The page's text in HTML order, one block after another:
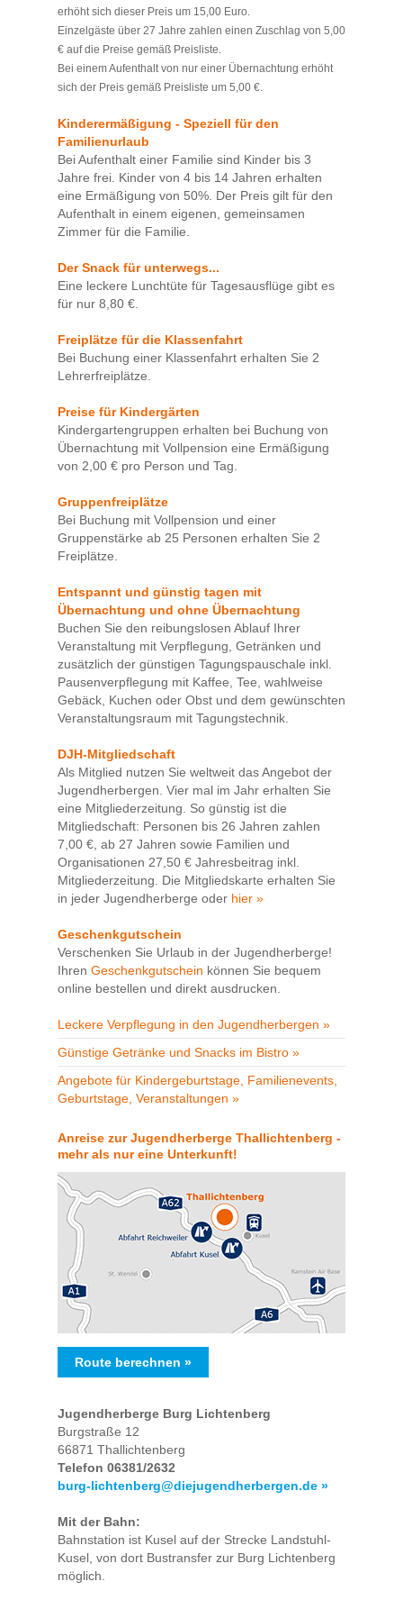
erhöht sich dieser Preis um 15,00 Euro.
Einzelgäste über 27 Jahre zahlen einen Zuschlag von 5,00
€ auf die Preise gemäß Preisliste.
Bei einem Aufenthalt von nur einer Übernachtung erhöht
sich der Preis gemäß Preisliste um 5,00 €.
Kinderermäßigung - Speziell für den
Familienurlaub
Bei Aufenthalt einer Familie sind Kinder bis 3
Jahre frei. Kinder von 4 bis 14 Jahren erhalten
eine Ermäßigung von 50%. Der Preis gilt für den
Aufenthalt in einem eigenen, gemeinsamen
Zimmer für die Familie.
Der Snack für unterwegs...
Eine leckere Lunchtüte für Tagesausflüge gibt es
für nur 8,80 €.
Freiplätze für die Klassenfahrt
Bei Buchung einer Klassenfahrt erhalten Sie 2
Lehrerfreiplätze.
Preise für Kindergärten
Kindergartengruppen erhalten bei Buchung von
Übernachtung mit Vollpension eine Ermäßigung
von 2,00 € pro Person und Tag.
Gruppenfreiplätze
Bei Buchung mit Vollpension und einer
Gruppenstärke ab 25 Personen erhalten Sie 2
Freiplätze.
Entspannt und günstig tagen mit
Übernachtung und ohne Übernachtung
Buchen Sie den reibungslosen Ablauf Ihrer
Veranstaltung mit Verpflegung, Getränken und
zusätzlich der günstigen Tagungspauschale inkl.
Pausenverpflegung mit Kaffee, Tee, wahlweise
Gebäck, Kuchen oder Obst und dem gewünschten
Veranstaltungsraum mit Tagungstechnik.
DJH-Mitgliedschaft
Als Mitglied nutzen Sie weltweit das Angebot der
Jugendherbergen. Vier mal im Jahr erhalten Sie
eine Mitgliederzeitung. So günstig ist die
Mitgliedschaft: Personen bis 26 Jahren zahlen
7,00 €, ab 27 Jahren sowie Familien und
Organisationen 27,50 € Jahresbeitrag inkl.
Mitgliederzeitung. Die Mitgliedskarte erhalten Sie
in jeder Jugendherberge oder hier »
Geschenkgutschein
Verschenken Sie Urlaub in der Jugendherberge!
Ihren Geschenkgutschein können Sie bequem
online bestellen und direkt ausdrucken.
Leckere Verpflegung in den Jugendherbergen »
Günstige Getränke und Snacks im Bistro »
Angebote für Kindergeburtstage, Familienevents,
Geburtstage, Veranstaltungen »
Anreise zur Jugendherberge Thallichtenberg -
mehr als nur eine Unterkunft!
Route berechnen »
Jugendherberge Burg Lichtenberg
Burgstraße 12
66871 Thallichtenberg
Telefon 06381/2632
burg-lichtenberg@diejugendherbergen.de »
Mit der Bahn:
Bahnstation ist Kusel auf der Strecke Landstuhl-
Kusel, von dort Bustransfer zur Burg Lichtenberg
möglich.